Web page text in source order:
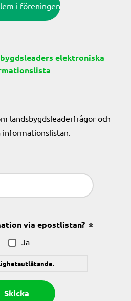
i föreningen
elektroniska
landsbygdsleaderfrågor och
informationslistan.
via epostlistan?
Ja